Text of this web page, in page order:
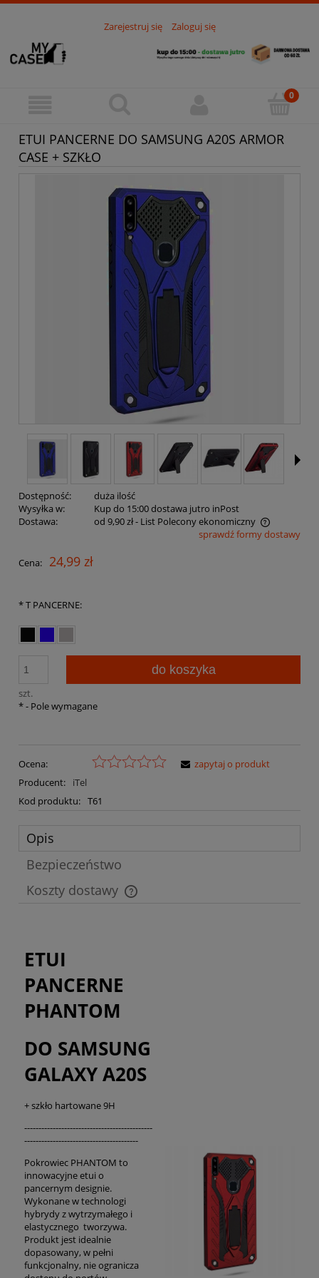
Zarejestruj się Zaloguj się
ETUI PANCERNE DO SAMSUNG A20S ARMOR
CASE + SZKŁO
Dostępność:
duża ilość
Wysyłka w:
Kup do 15:00 dostawa jutro inPost
Dostawa:
od 9,90 zł- List Polecony ekonomiczny
Cena nie zawiera ewentualnych kosztów płatnościsprawdź formy dostawy
Cena: 24,99 zł
*T PANCERNE:
szt.
do koszyka
*- Pole wymagane
Ocena:
Producent:
iTel
Kod produktu: T61
zapytaj o produkt
Opis
Bezpieczeństwo
Koszty dostawy
Cena nie zawiera ewentualnych kosztów płatności
ETUI
PANCERNE
PHANTOM
DO SAMSUNG
GALAXY A20S
+ szkło hartowane 9H
---------------------------------------------
----------------------------------------
Pokrowiec PHANTOM to
innowacyjne etui o
pancernym designie.
Wykonane w technologi
hybrydy z wytrzymałego i
elastycznego tworzywa.
Produkt jest idealnie
dopasowany, w pełni
funkcjonalny, nie ogranicza